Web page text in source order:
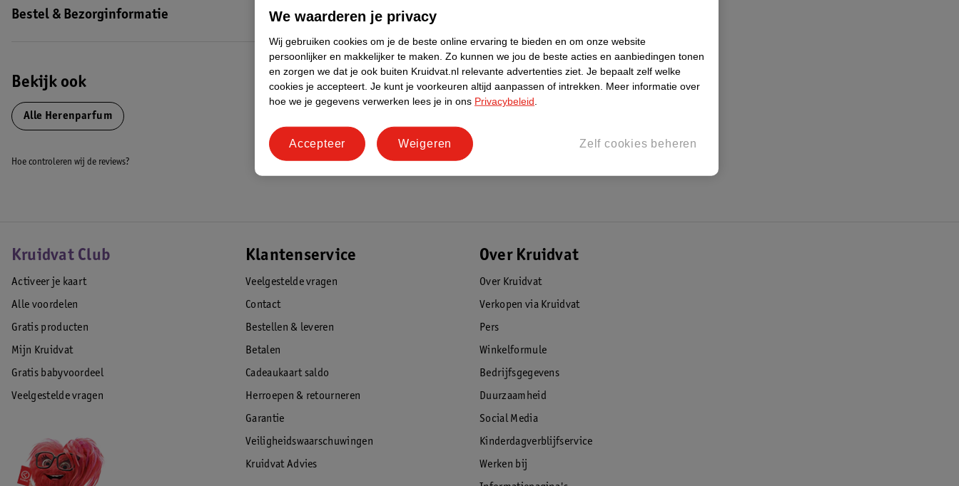
Bestel & Bezorginformatie
Bekijk ook
Alle Herenparfum
Hoe controleren wij de reviews?
Kruidvat Club
Activeer je kaart
Alle voordelen
Gratis producten
Mijn Kruidvat
Gratis babyvoordeel
Veelgestelde vragen
Klantenservice
Veelgestelde vragen
Contact
Bestellen & leveren
Betalen
Cadeaukaart saldo
Herroepen & retourneren
Garantie
Veiligheidswaarschuwingen
Kruidvat Advies
Over Kruidvat
Over Kruidvat
Verkopen via Kruidvat
Pers
Winkelformule
Bedrijfsgegevens
Duurzaamheid
Social Media
Kinderdagverblijfservice
Werken bij
We waarderen je privacy
Wij gebruiken cookies om je de beste online ervaring te bieden en om onze website
persoonlijker en makkelijker te maken. Zo kunnen we jou de beste acties en aanbiedingen tonen
en zorgen we dat je ook buiten Kruidvat.nl relevante advertenties ziet. Je bepaalt zelf welke
cookies je accepteert. Je kunt je voorkeuren altijd aanpassen of intrekken.
Meer informatie over
hoe we je gegevens verwerken lees je in ons Privacybeleid
Zelf cookies beheren
Weigeren
Accepteer